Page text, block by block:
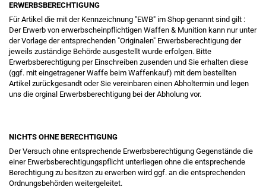
ERWERBSBERECHTIGUNG
Für Artikel die mit der Kennzeichnung "EWB" im Shop genannt sind gilt :
Der Erwerb von erwerbscheinpflichtigen Waffen & Munition kann nur unter
der Vorlage der entsprechenden "Originalen" Erwerbsberechtigung der
jeweils zuständige Behörde ausgestellt wurde erfolgen. Bitte
Erwerbsberechtigung per Einschreiben zusenden und Sie erhalten diese
(ggf. mit eingetragener Waffe beim Waffenkauf) mit dem bestellten
Artikel zurückgesandt oder Sie vereinbaren einen Abholtermin und legen
uns die orginal Erwerbsberechtigung bei der Abholung vor.
NICHTS OHNE BERECHTIGUNG
Der Versuch ohne entsprechende Erwerbsberechtigung Gegenstände die
einer Erwerbsberechtigungspflicht unterliegen ohne die entsprechende
Berechtigung zu besitzen zu erwerben wird ggf. an die entsprechenden
Ordnungsbehörden weitergeleitet.